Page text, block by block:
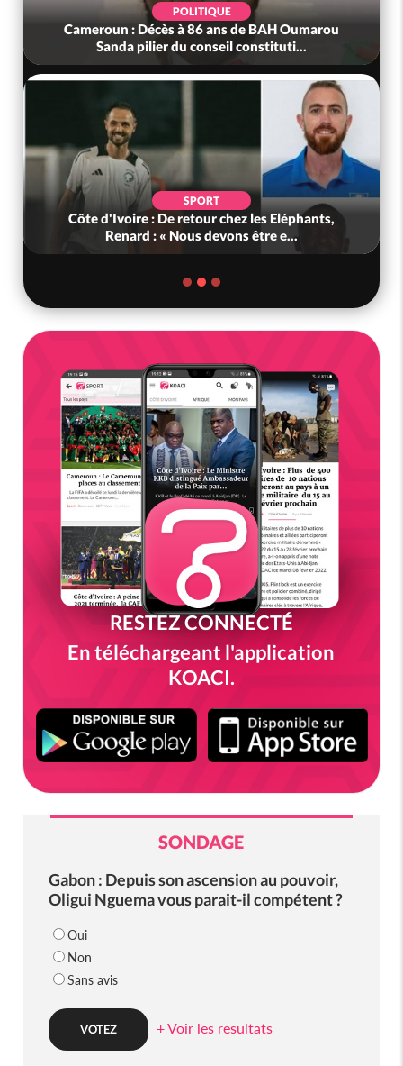
POLITIQUE
Cameroun : Décès à 86 ans de BAH Oumarou
Sanda pilier du conseil constituti...
SPORT
Côte d'Ivoire : De retour chez les Eléphants,
Renard : « Nous devons être e...
RESTEZ CONNECTÉ
En téléchargeant l'application
KOACI.
SONDAGE
Gabon : Depuis son ascension au pouvoir,
Oligui Nguema vous parait-il compétent ?
Oui
Non
Sans avis
+ Voir les resultats